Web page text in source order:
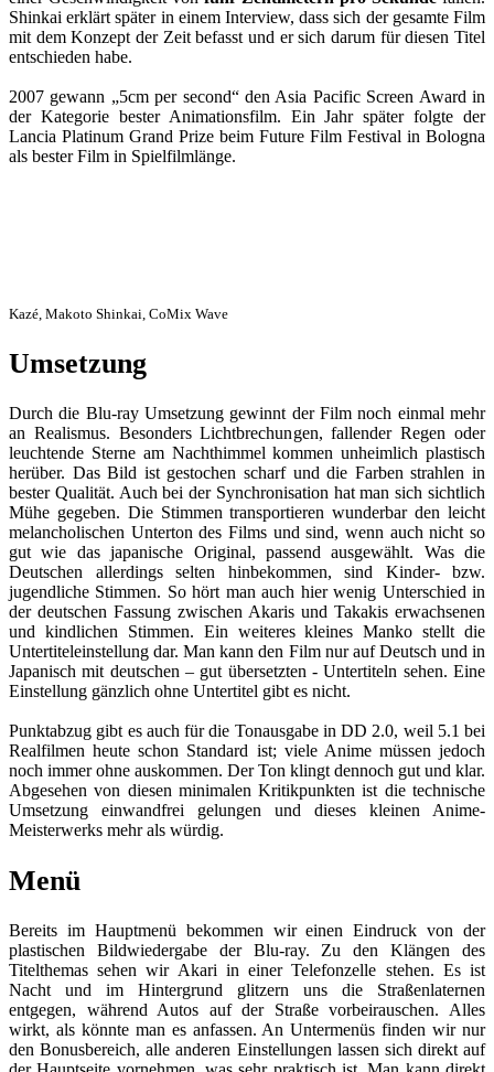
Shinkai erklärt später in einem Interview, dass sich der gesamte Film
mit dem Konzept der Zeit befasst und er sich darum für diesen Titel
entschieden habe.
2007 gewann „5cm per second“ den Asia Pacific Screen Award in
der Kategorie bester Animationsfilm. Ein Jahr später folgte der
Lancia Platinum Grand Prize beim Future Film Festival in Bologna
als bester Film in Spielfilmlänge.
Kazé, Makoto Shinkai, CoMix Wave
Umsetzung
Durch die Blu-ray Umsetzung gewinnt der Film noch einmal mehr
an Realismus. Besonders Lichtbrechungen, fallender Regen oder
leuchtende Sterne am Nachthimmel kommen unheimlich plastisch
herüber. Das Bild ist gestochen scharf und die Farben strahlen in
bester Qualität. Auch bei der Synchronisation hat man sich sichtlich
Mühe gegeben. Die Stimmen transportieren wunderbar den leicht
melancholischen Unterton des Films und sind, wenn auch nicht so
gut wie das japanische Original, passend ausgewählt. Was die
Deutschen allerdings selten hinbekommen, sind Kinder- bzw.
jugendliche Stimmen. So hört man auch hier wenig Unterschied in
der deutschen Fassung zwischen Akaris und Takakis erwachsenen
und kindlichen Stimmen. Ein weiteres kleines Manko stellt die
Untertiteleinstellung dar. Man kann den Film nur auf Deutsch und in
Japanisch mit deutschen – gut übersetzten - Untertiteln sehen. Eine
Einstellung gänzlich ohne Untertitel gibt es nicht.
Punktabzug gibt es auch für die Tonausgabe in DD 2.0, weil 5.1 bei
Realfilmen heute schon Standard ist; viele Anime müssen jedoch
noch immer ohne auskommen. Der Ton klingt dennoch gut und klar.
Abgesehen von diesen minimalen Kritikpunkten ist die technische
Umsetzung einwandfrei gelungen und dieses kleinen Anime-
Meisterwerks mehr als würdig.
Menü
Bereits im Hauptmenü bekommen wir einen Eindruck von der
plastischen Bildwiedergabe der Blu-ray. Zu den Klängen des
Titelthemas sehen wir Akari in einer Telefonzelle stehen. Es ist
Nacht und im Hintergrund glitzern uns die Straßenlaternen
entgegen, während Autos auf der Straße vorbeirauschen. Alles
wirkt, als könnte man es anfassen. An Untermenüs finden wir nur
den Bonusbereich, alle anderen Einstellungen lassen sich direkt auf